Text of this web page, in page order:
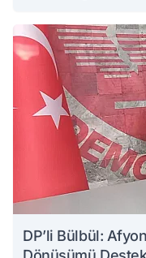
DP’li Bülbül: